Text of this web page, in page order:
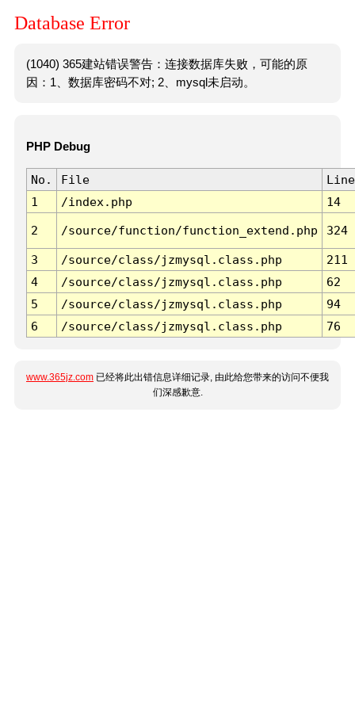
Database Error
(1040) 365建站错误警告：连接数据库失败，可能的原
因：1、数据库密码不对; 2、mysql未启动。
PHP Debug
No. File
Line
1
/index.php 14
2 /source/function/function_extend.php 324
3 /source/class/jzmysql.class.php
211
4
/source/class/jzmysql.class.php
62
5
/source/class/jzmysql.class.php
94
6
/source/class/jzmysql.class.php 76
www.365jz.com 已经将此出错信息详细记录, 由此给您带来的访问不便我
们深感歉意.